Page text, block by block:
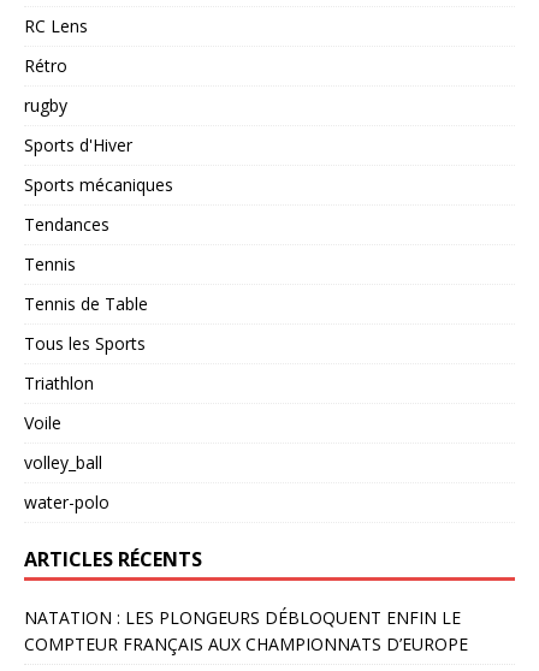
RC Lens
Rétro
rugby
Sports d'Hiver
Sports mécaniques
Tendances
Tennis
Tennis de Table
Tous les Sports
Triathlon
Voile
volley_ball
water-polo
ARTICLES RÉCENTS
NATATION : LES PLONGEURS DÉBLOQUENT ENFIN LE
COMPTEUR FRANÇAIS AUX CHAMPIONNATS D’EUROPE